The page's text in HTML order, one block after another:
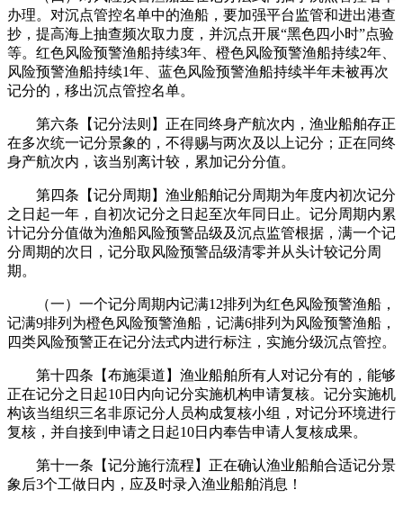
办理。对沉点管控名单中的渔船，要加强平台监管和进出港查
抄，提高海上抽查频次取力度，并沉点开展“黑色四小时”点验
等。红色风险预警渔船持续3年、橙色风险预警渔船持续2年、
风险预警渔船持续1年、蓝色风险预警渔船持续半年未被再次
记分的，移出沉点管控名单。
第六条【记分法则】正在同终身产航次内，渔业船舶存正
在多次统一记分景象的，不得赐与两次及以上记分；正在同终
身产航次内，该当别离计较，累加记分分值。
第四条【记分周期】渔业船舶记分周期为年度内初次记分
之日起一年，自初次记分之日起至次年同日止。记分周期内累
计记分分值做为渔船风险预警品级及沉点监管根据，满一个记
分周期的次日，记分取风险预警品级清零并从头计较记分周
期。
（一）一个记分周期内记满12排列为红色风险预警渔船，
记满9排列为橙色风险预警渔船，记满6排列为风险预警渔船，
四类风险预警正在记分法式内进行标注，实施分级沉点管控。
第十四条【布施渠道】渔业船舶所有人对记分有的，能够
正在记分之日起10日内向记分实施机构申请复核。记分实施机
构该当组织三名非原记分人员构成复核小组，对记分环境进行
复核，并自接到申请之日起10日内奉告申请人复核成果。
第十一条【记分施行流程】正在确认渔业船舶合适记分景
象后3个工做日内，应及时录入渔业船舶消息！